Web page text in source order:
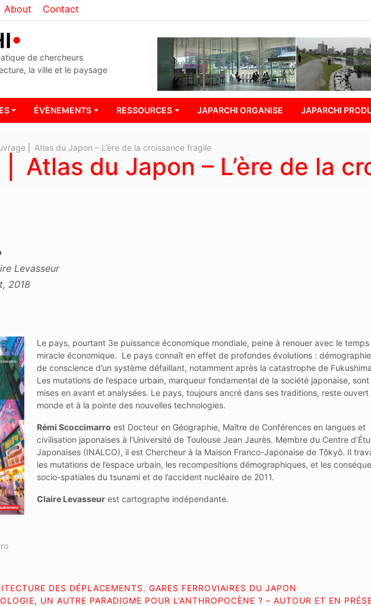
About Contact
de chercheurs
la ville et le paysage
ÉVÈNEMENTS RESSOURCES JAPARCHI ORGANISE JAPARCHI
⎜ Atlas du Japon – L’ère de la croissance fragile
Atlas du Japon – L’ère de la
Levasseur
2018
Le pays, pourtant 3e puissance économique mondiale, peine à renouer avec le temps
miracle économique. Le pays connaît en effet de profondes évolutions :
de conscience d’un système défaillant, notamment après la catastrophe de
Les mutations de l’espace urbain, marqueur fondamental de la société japonaise, sont
mises en avant et analysées. Le pays, toujours ancré dans ses traditions, reste ouvert
monde et à la pointe des nouvelles technologies.
Rémi Scoccimarro est Docteur en Géographie, Maître de Conférences en langues et
civilisation japonaises à l’Université de Toulouse Jean Jaurès. Membre du Centre
Japonaises (INALCO), il est Chercheur à la Maison Franco-Japonaise de Tôkyô. Il
les mutations de l’espace urbain, les recompositions démographiques, et les
socio-spatiales du tsunami et de l’accident nucléaire de 2011.
Claire Levasseurest cartographe indépendante.
DES DÉPLACEMENTS. GARES FERROVIAIRES DU JAPON
UN AUTRE PARADIGME POUR L’ANTHROPOCÈNE ? – AUTOUR ET EN